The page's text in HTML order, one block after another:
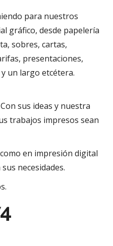
para nuestros
gráfico, desde papelería
sobres, cartas,
presentaciones,
un largo etcétera.
sus ideas y nuestra
trabajos impresos sean
en impresión digital
necesidades.